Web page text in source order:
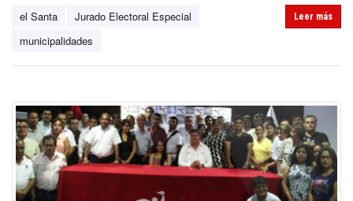
el Santa
Jurado Electoral Especial
municipalidades
Leer más